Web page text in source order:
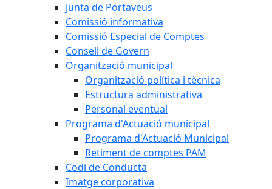
Junta de Portaveus
Comissió informativa
Comissió Especial de Comptes
Consell de Govern
Organització municipal
Organització política i tècnica
Estructura administrativa
Personal eventual
Programa d'Actuació municipal
Programa d'Actuació Municipal
Retiment de comptes PAM
Codi de Conducta
Imatge corporativa